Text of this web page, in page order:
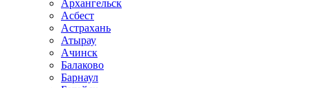
Архангельск
Асбест
Астрахань
Атырау
Ачинск
Балаково
Барнаул